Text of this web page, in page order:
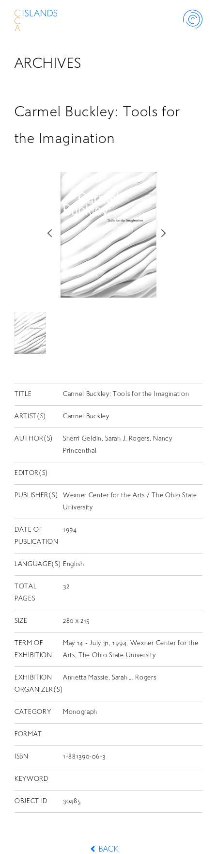
ABOUT
SCHOLARSHIP
RETRACE
出版物
スカラシップ受賞者
CONTACT
JP
EN
ARCHIVES
Carmel Buckley: Tools for
the Imagination
TITLE Carmel Buckley: Tools for the Imagination
ARTIST(S) Carmel Buckley
AUTHOR(S)
Sherri Geldin, Sarah J. Rogers, Nancy
Princenthal
EDITOR(S)
PUBLISHER(S)
Wexner Center for the Arts / The Ohio State
University
DATE OF
PUBLICATION
1994
LANGUAGE(S) English
TOTAL
PAGES
32
SIZE 280 x 215
TERM OF
EXHIBITION
May 14 - July 31, 1994, Wexner Center for the
Arts, The Ohio State University
EXHIBITION
ORGANIZER(S)
Annetta Massie, Sarah J. Rogers
CATEGORY Monograph
FORMAT
ISBN 1-881390-06-3
KEYWORD
OBJECT ID 30485
BACK